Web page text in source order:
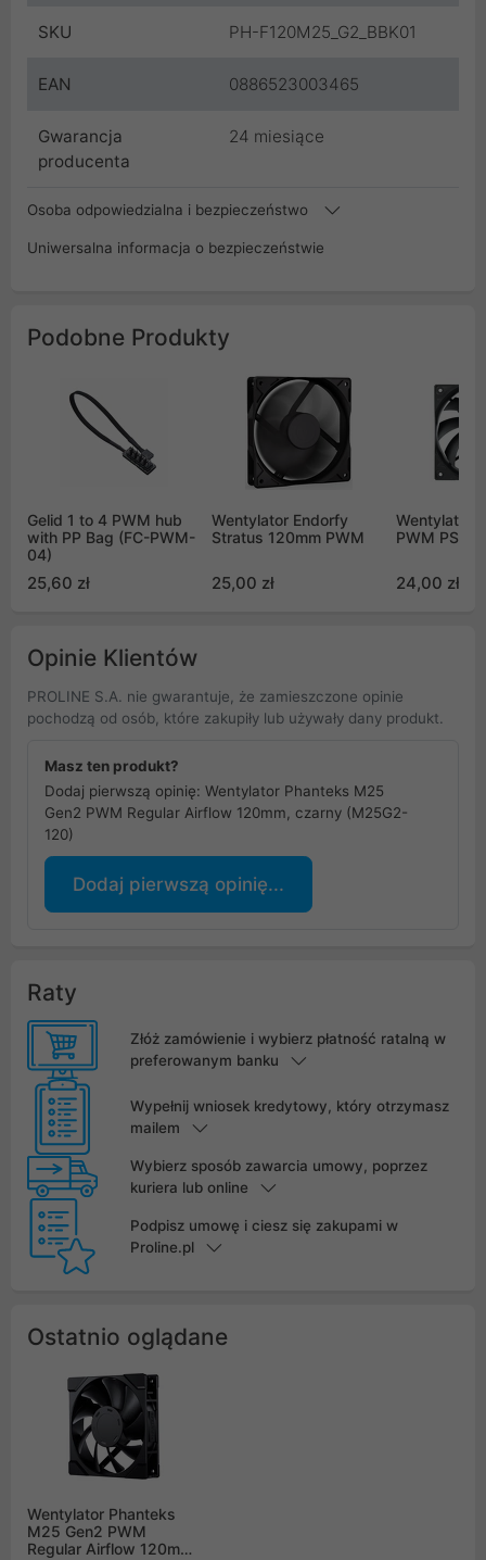
SKU PH-F120M25_G2_BBK01
EAN 0886523003465
Gwarancja
producenta
24 miesiące
Osoba odpowiedzialna i bezpieczeństwo
Uniwersalna informacja o bezpieczeństwie
Podobne Produkty
Gelid 1 to 4 PWM hub
with PP Bag (FC-PWM-
04)
25,60 zł
Wentylator Endorfy
Stratus 120mm PWM
25,00 zł
Wentylator
PWM PST
24,00 zł
Opinie Klientów
PROLINE S.A. nie gwarantuje, że zamieszczone opinie
pochodzą od osób, które zakupiły lub używały dany produkt.
Masz ten produkt?
Dodaj pierwszą opinię: Wentylator Phanteks M25
Gen2 PWM Regular Airflow 120mm, czarny (M25G2-
120)
Dodaj pierwszą opinię...
Raty
Złóż zamówienie i wybierz płatność ratalną w
preferowanym banku
Wypełnij wniosek kredytowy, który otrzymasz
mailem
Wybierz sposób zawarcia umowy, poprzez
kuriera lub online
Podpisz umowę i ciesz się zakupami w
Proline.pl
Ostatnio oglądane
Wentylator Phanteks
M25 Gen2 PWM
Regular Airflow 120mm,